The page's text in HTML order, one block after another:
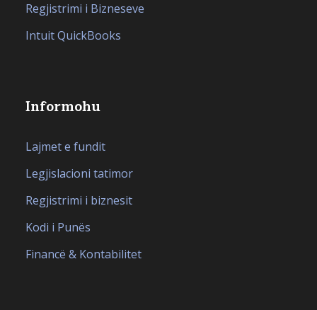
Regjistrimi i Bizneseve
Intuit QuickBooks
Informohu
Lajmet e fundit
Legjislacioni tatimor
Regjistrimi i biznesit
Kodi i Punës
Financë & Kontabilitet